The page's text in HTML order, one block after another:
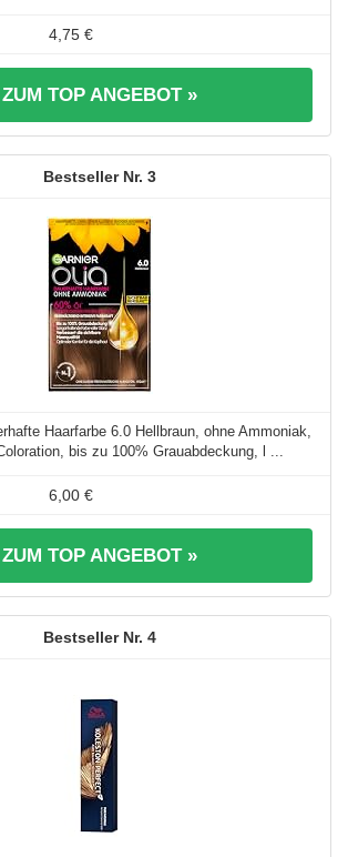
4,75 €
ZUM TOP ANGEBOT »
3
Haarfarbe 6.0 Hellbraun, ohne Ammoniak,
bis zu 100% Grauabdeckung, l ...
6,00 €
ZUM TOP ANGEBOT »
4